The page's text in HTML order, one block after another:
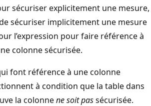
sécuriser explicitement une mesure,
sécuriser implicitement une mesure
l’expression pour faire référence à
colonne sécurisée.
font référence à une colonne
à condition que la table dans
la colonnene soit passécurisée.